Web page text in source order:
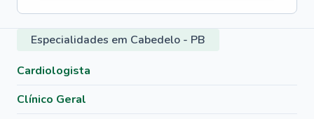
Especialidades em Cabedelo - PB
Cardiologista
Clínico Geral